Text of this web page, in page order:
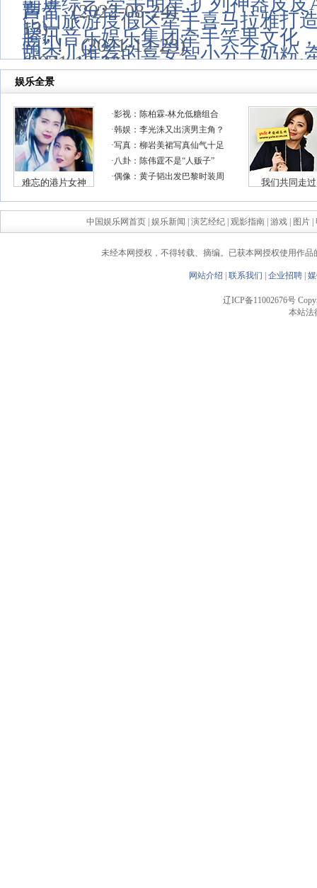
声音 (2022-08-24)
13)
昆山旅游度假区牵手喜马拉雅打
南”！ (2021-12-23)
腾讯音乐娱乐集团牵手笑果文化
(2021-12-22)
胡杏儿推荐的喜安智小分子奶粉,
(2021-12-16)
中国娱乐网首页| 娱乐新闻 演艺经纪| 观影指南| 游戏| 图片|
未经本网授权，不得转载、摘编。已获本网授权使用作
网站介绍 联系我们 企业招聘
辽ICP备11002676号
本站法